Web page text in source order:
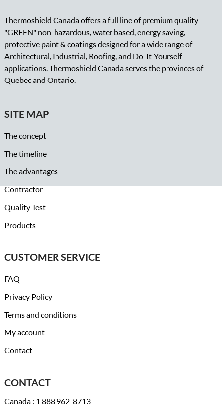
Thermoshield Canada offers a full line of premium quality
"GREEN" non-hazardous, water based, energy saving,
protective paint & coatings designed for a wide range of
Architectural, Industrial, Roofing, and Do-It-Yourself
applications. Thermoshield Canada serves the provinces of
Quebec and Ontario.
SITE MAP
The concept
The timeline
The advantages
Contractor
Quality Test
Products
CUSTOMER SERVICE
FAQ
Privacy Policy
Terms and conditions
My account
Contact
CONTACT
Canada : 1 888 962-8713